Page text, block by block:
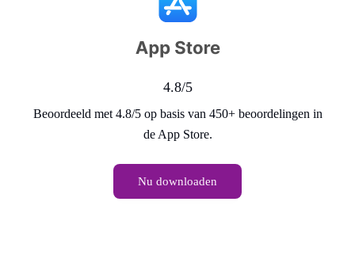
4.8/5
Beoordeeld met 4.8/5 op basis van 450+ beoordelingen in
de App Store.
Nu downloaden